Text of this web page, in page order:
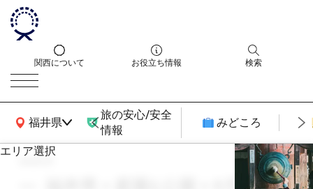
関西について お役立ち情報 検索
福井県
関西広域MAP
旅の安心/安全
情報
みどころ
エリア選択
エ
search